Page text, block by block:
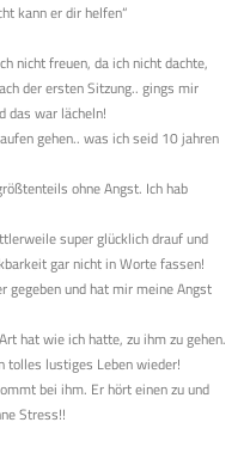
kann er dir helfen“
nicht freuen, da ich nicht dachte,
der ersten Sitzung.. gings mir
das war lächeln!
gehen.. was ich seid 10 jahren
ohne Angst. Ich hab
super glücklich drauf und
gar nicht in Worte fassen!
gegeben und hat mir meine Angst
hat wie ich hatte, zu ihm zu gehen.
tolles lustiges Leben wieder!
bei ihm. Er hört einen zu und
Stress!!